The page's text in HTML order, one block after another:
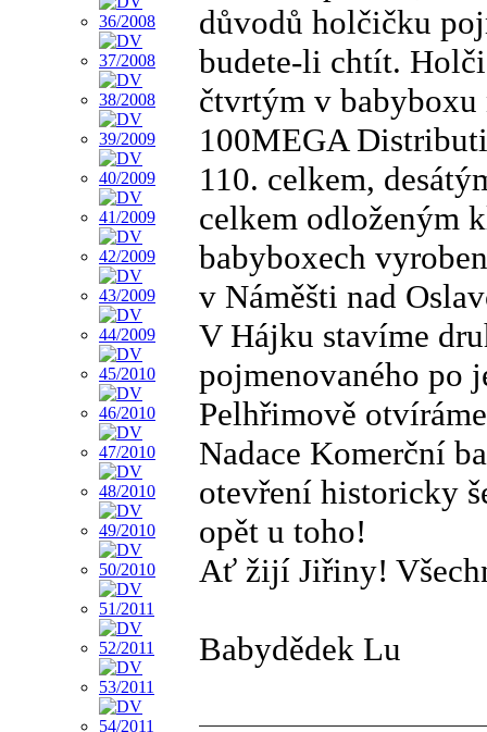
důvodů holčičku
budete-li chtít.
čtvrtým v babyboxu
100MEGA
110. celkem,
celkem odloženým
babyboxech
v Náměšti nad
V Hájku stavíme
pojmenovaného po
Pelhřimově
Nadace Komerční
otevření historicky
opět u toho!
Ať žijí Jiřiny!
Babydědek Lu